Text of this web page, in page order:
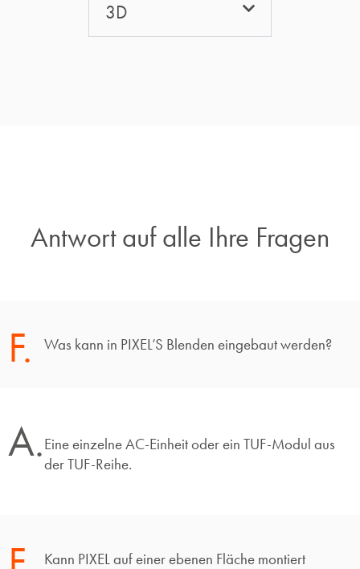
3D
Antwort auf alle Ihre Fragen​
F. Was kann in PIXEL’S Blenden eingebaut werden?
A.Eine einzelne AC-Einheit oder ein TUF-Modul aus
der TUF-Reihe.
Kann PIXEL auf einer ebenen Fläche montiert